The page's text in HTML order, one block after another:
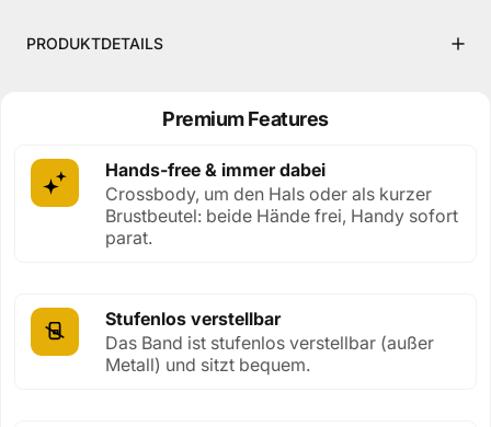
PRODUKTDETAILS
Premium Features
Hands-free & immer dabei
Crossbody, um den Hals oder als kurzer
Brustbeutel: beide Hände frei, Handy sofort
parat.
Stufenlos verstellbar
Das Band ist stufenlos verstellbar (außer
Metall) und sitzt bequem.